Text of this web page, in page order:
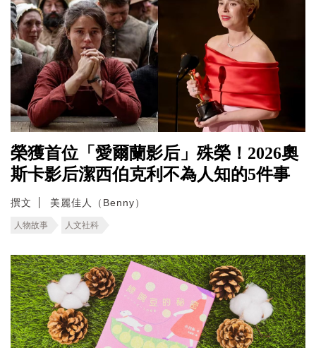
榮獲首位「愛爾蘭影后」殊榮！2026奧
斯卡影后潔西伯克利不為人知的5件事
撰文 美麗佳人（Benny）
人物故事 人文社科